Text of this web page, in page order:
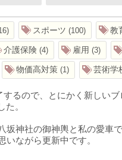
スポーツ 100 教
介護保険 4 雇用 3
物価高対策 1 芸術学
るので、とにかく新しい
。
神社の御神輿と私の愛車
ながら更新中です。